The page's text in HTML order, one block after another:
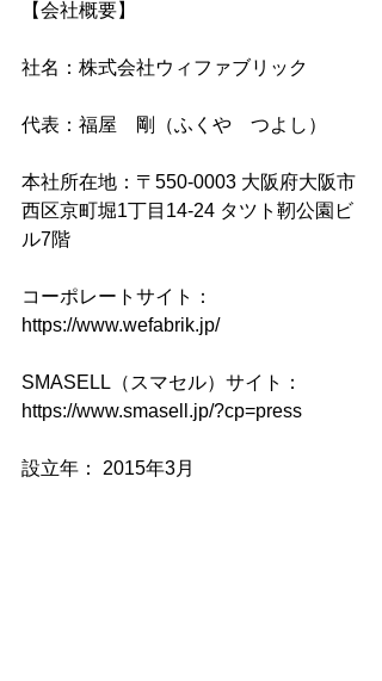
【会社概要】
社名：株式会社ウィファブリック
代表：福屋　剛（ふくや　つよし）
本社所在地：〒550-0003 大阪府大阪市
西区京町堀1丁目14-24 タツト靭公園ビ
ル7階
コーポレートサイト：
https://www.wefabrik.jp/
SMASELL（スマセル）サイト：
https://www.smasell.jp/?cp=press
設立年： 2015年3月